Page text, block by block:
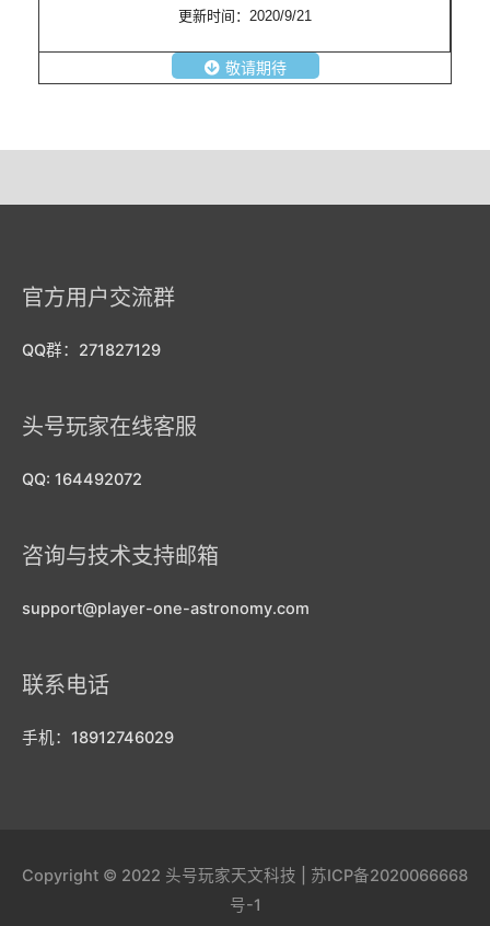
更新时间：2020/9/21
敬请期待
官方用户交流群
QQ群：271827129
头号玩家在线客服
QQ: 164492072
咨询与技术支持邮箱
support@player-one-astronomy.com
联系电话
手机：18912746029
Copyright © 2022 头号玩家天文科技
苏ICP备2020066668
号-1